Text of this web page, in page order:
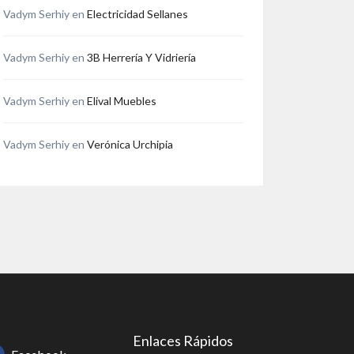
Vadym Serhiyen Electricidad Sellanes
Vadym Serhiyen 3B Herrería Y Vidriería
Vadym Serhiyen Elival Muebles
Vadym Serhiyen Verónica Urchipia
Enlaces Rápidos